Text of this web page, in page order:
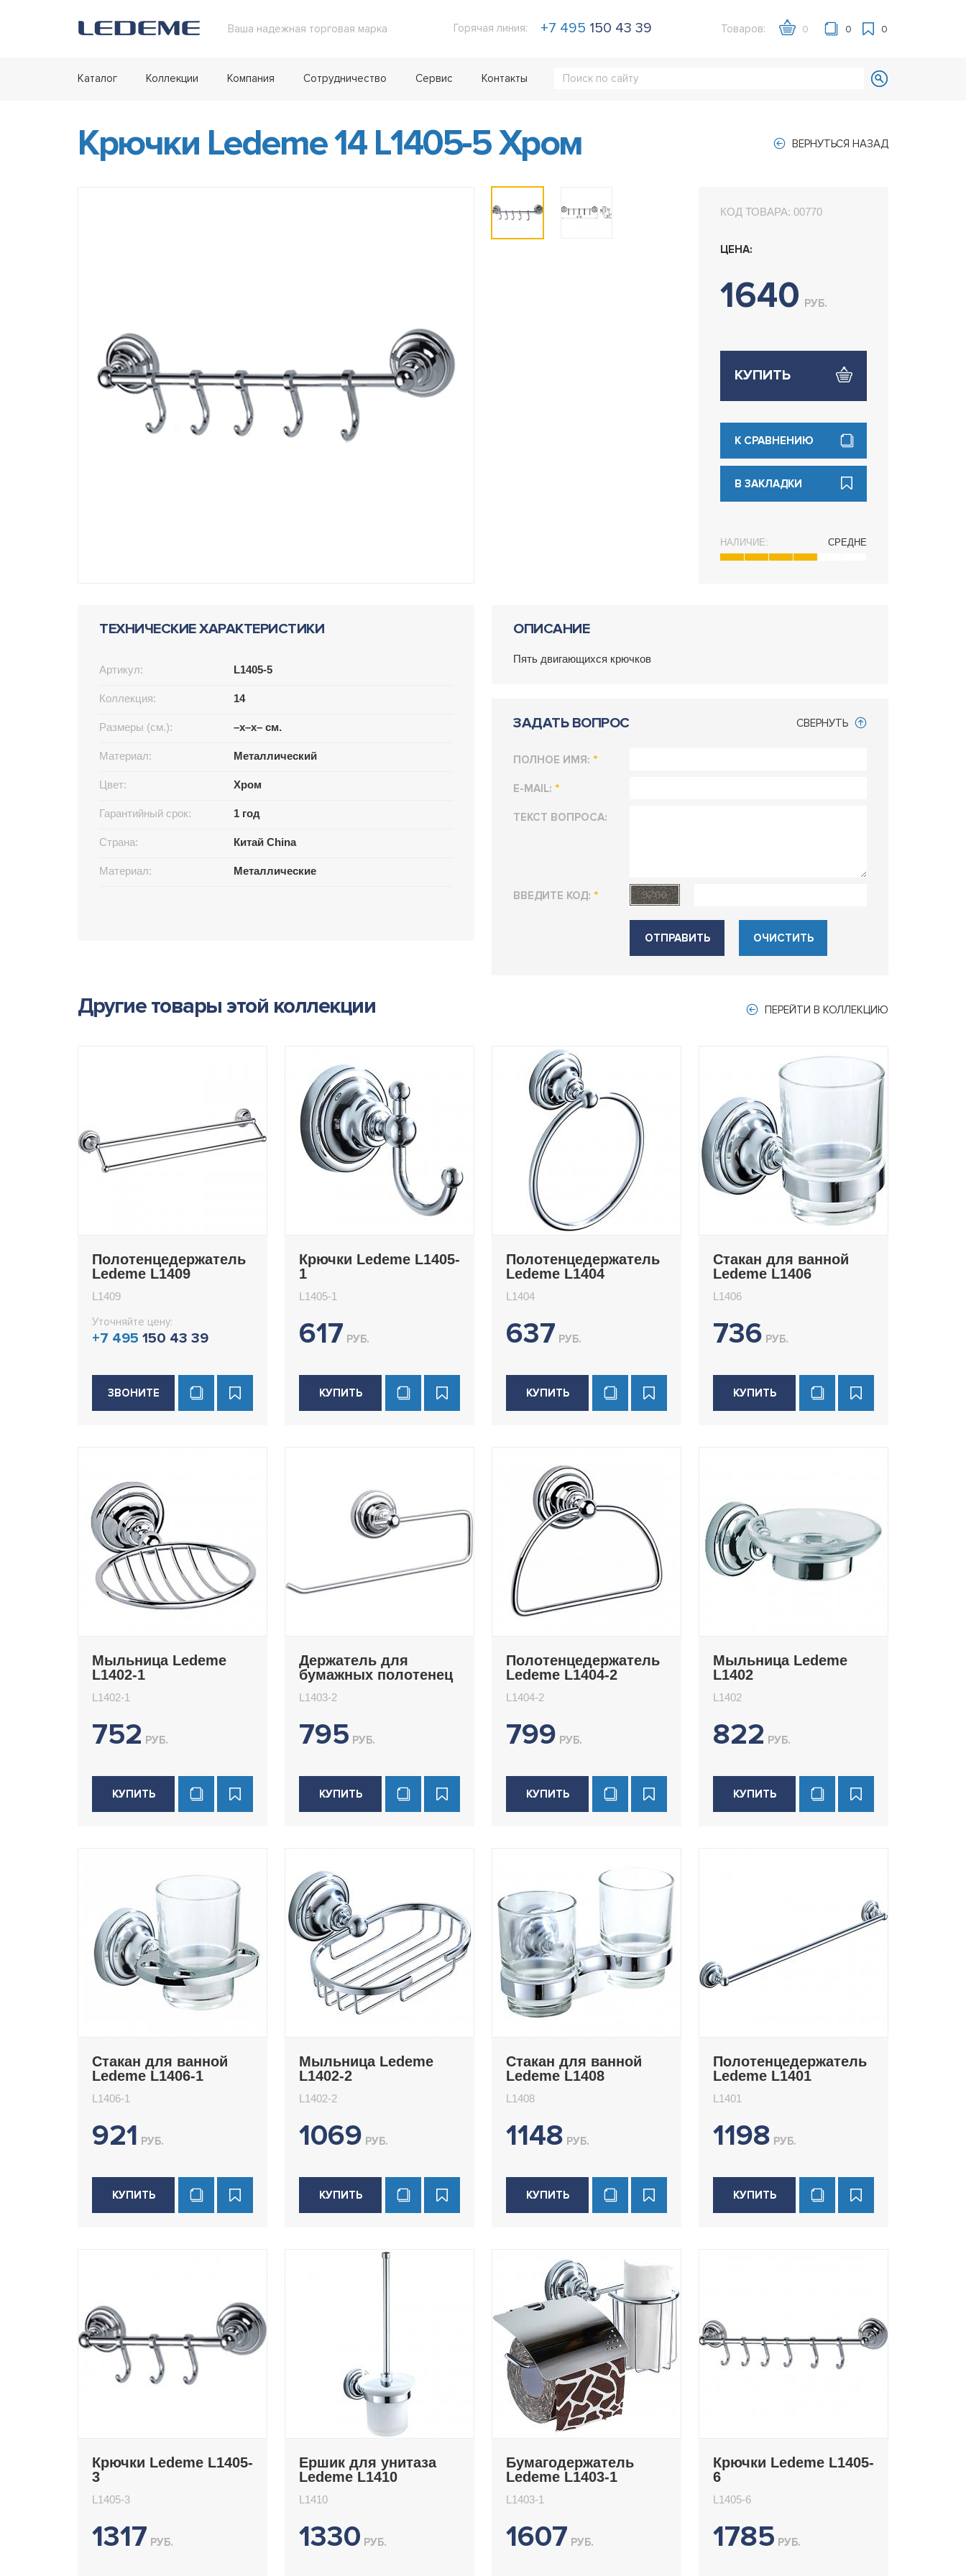
Ваша надежная торговая марка Горячая линия: +7 495 150 43 39 Товаров: 0 0 0
Каталог Коллекции Компания Сотрудничество Сервис Контакты
ВЕРНУТЬСЯ НАЗАД
Крючки Ledeme 14 L1405-5 Хром
КОД ТОВАРА: 00770
ЦЕНА:
1640 РУБ.
КУПИТЬ
К СРАВНЕНИЮ
В ЗАКЛАДКИ
НАЛИЧИЕ: СРЕДНЕ
ТЕХНИЧЕСКИЕ ХАРАКТЕРИСТИКИ
Артикул: L1405-5
Коллекция: 14
Размеры (см.): –x–x– см.
Материал: Металлический
Цвет: Хром
Гарантийный срок: 1 год
Страна: Китай China
Материал: Металлические
ОПИСАНИЕ
Пять двигающихся крючков
ЗАДАТЬ ВОПРОС
ПОЛНОЕ ИМЯ: *
E-MAIL: *
ТЕКСТ ВОПРОСА:
ВВЕДИТЕ КОД: *
ОТПРАВИТЬ ОЧИСТИТЬ
СВЕРНУТЬ
Другие товары этой коллекции ПЕРЕЙТИ В КОЛЛЕКЦИЮ
Полотенцедержатель
Ledeme L1409
L1409
Уточняйте цену:
+7 495 150 43 39
ЗВОНИТЕ
Крючки Ledeme L1405-
1
L1405-1
617 РУБ.
КУПИТЬ
Полотенцедержатель
Ledeme L1404
L1404
637 РУБ.
КУПИТЬ
Стакан для ванной
Ledeme L1406
L1406
736 РУБ.
КУПИТЬ
Мыльница Ledeme
L1402-1
L1402-1
752 РУБ.
КУПИТЬ
Держатель для
бумажных полотенец
L1403-2
795 РУБ.
КУПИТЬ
Полотенцедержатель
Ledeme L1404-2
L1404-2
799 РУБ.
КУПИТЬ
Мыльница Ledeme
L1402
L1402
822 РУБ.
КУПИТЬ
Стакан для ванной
Ledeme L1406-1
L1406-1
921 РУБ.
КУПИТЬ
Мыльница Ledeme
L1402-2
L1402-2
1069 РУБ.
КУПИТЬ
Стакан для ванной
Ledeme L1408
L1408
1148 РУБ.
КУПИТЬ
Полотенцедержатель
Ledeme L1401
L1401
1198 РУБ.
КУПИТЬ
Крючки Ledeme L1405-
3
L1405-3
1317 РУБ.
Ершик для унитаза
Ledeme L1410
L1410
1330 РУБ.
Бумагодержатель
Ledeme L1403-1
L1403-1
1607 РУБ.
Крючки Ledeme L1405-
6
L1405-6
1785 РУБ.